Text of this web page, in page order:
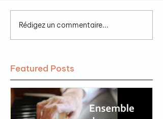
Rédigez un commentaire...
Featured Posts